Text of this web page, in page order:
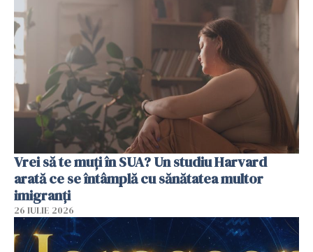
Vrei să te muți în SUA? Un studiu Harvard
arată ce se întâmplă cu sănătatea multor
imigranți
26 IULIE 2026